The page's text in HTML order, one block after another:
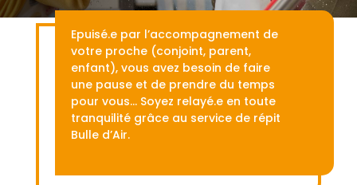
Epuisé.e par l’accompagnement de
votre proche (conjoint, parent,
enfant), vous avez besoin de faire
une pause et de prendre du temps
pour vous… Soyez relayé.e en toute
tranquilité grâce au service de répit
Bulle d’Air.